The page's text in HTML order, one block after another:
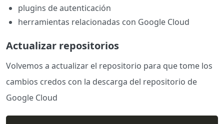
plugins de autenticación
herramientas relacionadas con Google Cloud
Actualizar repositorios
Volvemos a actualizar el repositorio para que tome los
cambios credos con la descarga del repositorio de
Google Cloud